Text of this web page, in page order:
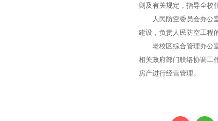
则及有关规定，指导全校
人民防空委员会办公
建设，负责人民防空工程
老校区综合管理办公
相关政府部门联络协调工
房产进行经营管理。